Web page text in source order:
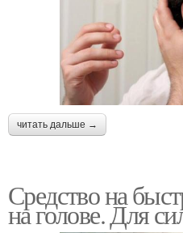
читать дальше →
Средство на
на голове. Для